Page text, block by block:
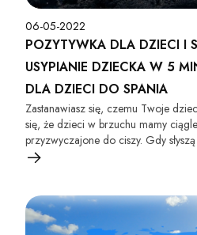
06-05-2022
POZYTYWKA DLA DZIECI I
USYPIANIE DZIECKA W 5
DLA DZIECI DO SPANIA
Zastanawiasz się, czemu Twoje
się, że dzieci w brzuchu mamy
przyzwyczajone do ciszy. Gdy
bezpieczne, a następnie zasypiają!